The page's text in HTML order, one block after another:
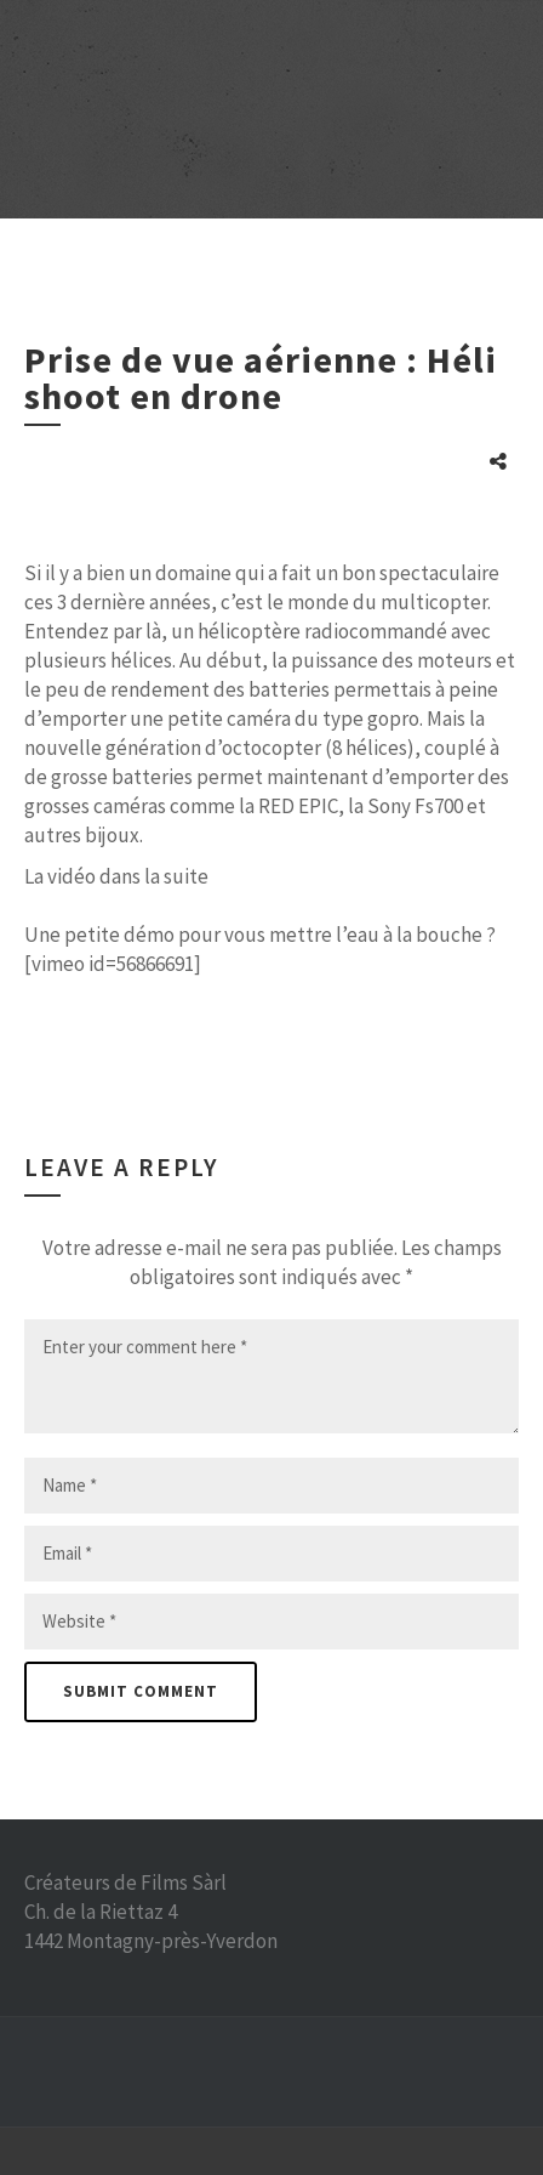
Prise de vue aérienne : Héli
shoot en drone
Si il y a bien un domaine qui a fait un bon spectaculaire
ces 3 dernière années, c’est le monde du multicopter.
Entendez par là, un hélicoptère radiocommandé avec
plusieurs hélices. Au début, la puissance des moteurs et
le peu de rendement des batteries permettais à peine
d’emporter une petite caméra du type gopro. Mais la
nouvelle génération d’octocopter (8 hélices), couplé à
de grosse batteries permet maintenant d’emporter des
grosses caméras comme la RED EPIC, la Sony Fs700 et
autres bijoux.
La vidéo dans la suite
Une petite démo pour vous mettre l’eau à la bouche ?
[vimeo id=56866691]
LEAVE A REPLY
Votre adresse e-mail ne sera pas publiée. Les champs
obligatoires sont indiqués avec *
Créateurs de Films Sàrl
Ch. de la Riettaz 4
1442 Montagny-près-Yverdon